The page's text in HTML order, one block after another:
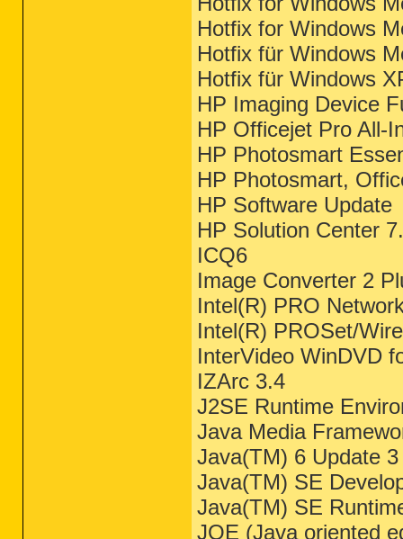
Hotfix for Windows
Hotfix für Windows
Hotfix für Windows
HP Imaging Device
HP Officejet Pro All-
HP Photosmart
HP Photosmart,
HP Software Update
HP Solution Center
ICQ6
Image Converter 2
Intel(R) PRO
Intel(R) PROSet/
InterVideo WinDVD
IZArc 3.4
J2SE Runtime
Java Media
Java(TM) 6 Update 3
Java(TM) SE
Java(TM) SE
JOE (Java oriented